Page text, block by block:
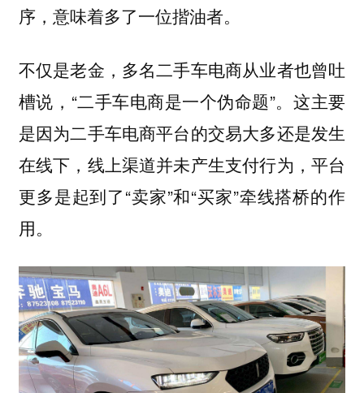
序，意味着多了一位揩油者。
不仅是老金，多名二手车电商从业者也曾吐
槽说，“二手车电商是一个伪命题”。这主要
是因为二手车电商平台的交易大多还是发生
在线下，线上渠道并未产生支付行为，平台
更多是起到了“卖家”和“买家”牵线搭桥的作
用。